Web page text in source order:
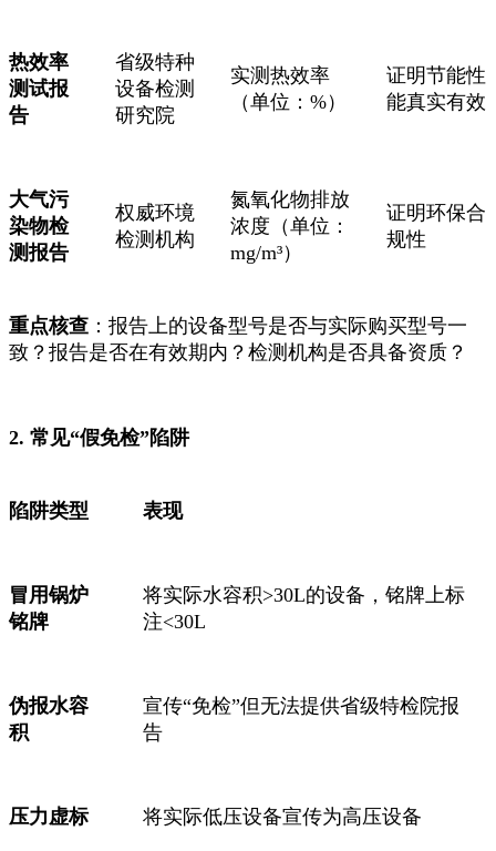
热效率
测试报
告
省级特种
设备检测
研究院
实测热效率
（单位：%）
证明节能性
能真实有效
大气污
染物检
测报告
权威环境
检测机构
氮氧化物排放
浓度（单位：
mg/m³）
证明环保合
规性
重点核查 ：报告上的设备型号是否与实际购买型号一
致？报告是否在有效期内？检测机构是否具备资质？
2. 常见“假免检”陷阱
陷阱类型 表现
冒用锅炉
铭牌
将实际水容积>30L的设备，铭牌上标
注<30L
伪报水容
积
宣传“免检”但无法提供省级特检院报
告
压力虚标 将实际低压设备宣传为高压设备